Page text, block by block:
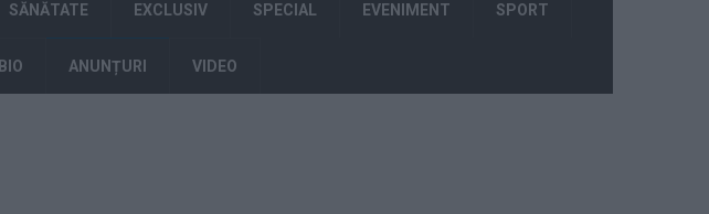
SĂNĂTATE EXCLUSIV SPECIAL EVENIMENT SPORT
BIO ANUNȚURI VIDEO